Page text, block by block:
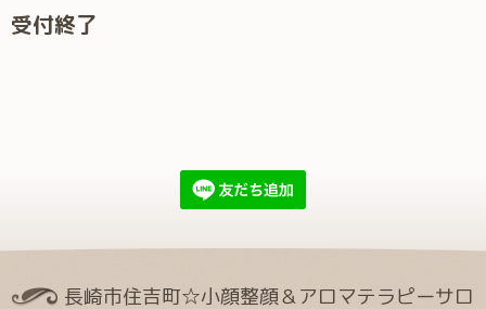
受付終了
長崎市住吉町☆小顔整顔＆アロマテラピーサロ